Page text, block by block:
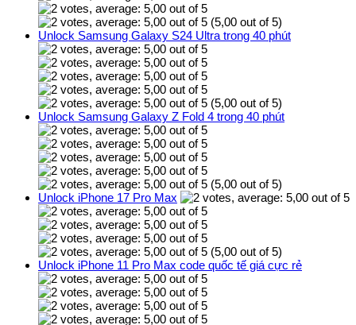
(5,00 out of 5)
Unlock Samsung Galaxy S24 Ultra trong 40 phút
(5,00 out of 5)
Unlock Samsung Galaxy Z Fold 4 trong 40 phút
(5,00 out of 5)
Unlock iPhone 17 Pro Max
(5,00 out of 5)
Unlock iPhone 11 Pro Max code quốc tế giá cực rẻ